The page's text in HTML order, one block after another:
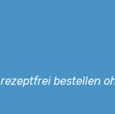
rezeptfrei bestellen